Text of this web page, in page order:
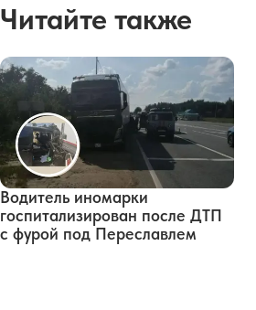
Читайте также
Водитель иномарки
госпитализирован после ДТП
с фурой под Переславлем